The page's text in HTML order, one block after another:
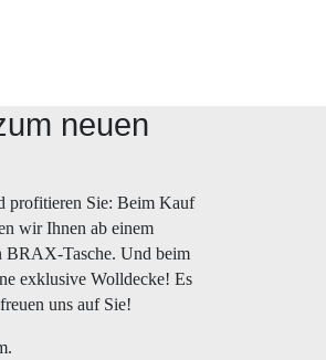
neuen
profitieren Sie: Beim Kauf
wir Ihnen ab einem
BRAX-Tasche. Und beim
exklusive Wolldecke! Es
uns auf Sie!